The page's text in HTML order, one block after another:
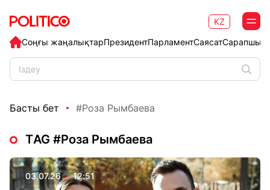
Соңғы жаңалықтарПрезидентПарламентСаясат
KZ
Басты бет #Роза Рымбаева
ТAG #Роза Рымбаева
03.07.26 12:51